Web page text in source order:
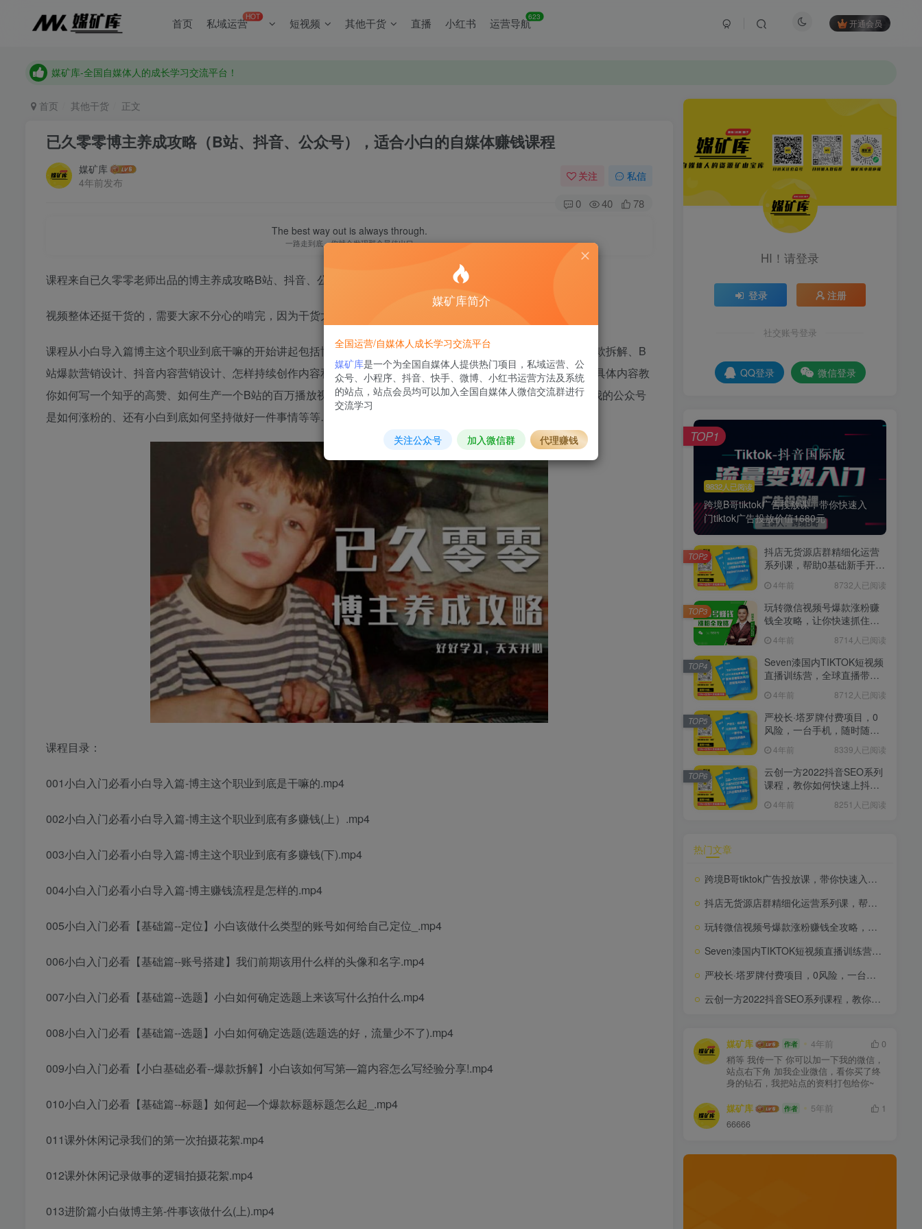
首页 私域运营HOT 短视频 其他干货 直播 小红书 运营导航623
开通会员
媒矿库-全国自媒体人的成长学习交流平台！
媒矿库-全国自媒体人的成长学习交流平台！
首页 其他干货 正文
已久零零博主养成攻略（B站、抖音、公众号），适合小白的自媒体赚钱课程
媒矿库
4年前发布
关注 私信
0 40 78
The best way out is always through.
一路走到底，你就会发现那个最佳出口
课程来自已久零零老师出品的博主养成攻略B站、抖音、公众号官网售价399元
视频整体还挺干货的，需要大家不分心的啃完，因为干货太密集了，所以有的课程建议大家多听几遍。
课程从小白导入篇博主这个职业到底干嘛的开始讲起包括博主多赚钱、赚钱流程、基础定位、账号搭建、选题、爆款拆解、B
站爆款营销设计、抖音内容营销设计、怎样持续创作内容和拍视频、以及底层逻辑每个人必看的天赋与执念，课程具体内容教
你如何写一个知乎的高赞、如何生产一个B站的百万播放视频、抖音号如何从零到一、还有我对于我自己的复盘，我的公众号
是如何涨粉的、还有小白到底如何坚持做好一件事情等等……
课程目录：
001小白入门必看小白导入篇-博主这个职业到底是干嘛的.mp4
002小白入门必看小白导入篇-博主这个职业到底有多赚钱(上）.mp4
003小白入门必看小白导入篇-博主这个职业到底有多赚钱(下).mp4
004小白入门必看小白导入篇-博主赚钱流程是怎样的.mp4
005小白入门必看【基础篇--定位】小白该做什么类型的账号如何给自己定位_.mp4
006小白入门必看【基础篇--账号搭建】我们前期该用什么样的头像和名字.mp4
007小白入门必看【基础篇--选题】小白如何确定选题上来该写什么拍什么.mp4
008小白入门必看【基础篇--选题】小白如何确定选题(选题选的好，流量少不了).mp4
009小白入门必看【小白基础必看--爆款拆解】小白该如何写第—篇内容怎么写经验分享!.mp4
010小白入门必看【基础篇--标题】如何起—个爆款标题标题怎么起_.mp4
011课外休闲记录我们的第一次拍摄花絮.mp4
012课外休闲记录做事的逻辑拍摄花絮.mp4
013进阶篇小白做博主第-件事该做什么(上).mp4
HI！请登录
登录 注册
社交账号登录
QQ登录 微信登录
9832人已阅读
跨境B哥tiktok广告投放课，带你快速入
门tiktok广告投放价值1680元
TOP1
抖店无货源店群精细化运营
系列课，帮助0基础新手开启
4年前 8732人已阅读
TOP2
玩转微信视频号爆款涨粉赚
钱全攻略，让你快速抓住流
4年前 8714人已阅读
TOP3
Seven漆国内TIKTOK短视频
直播训练营，全球直播带货
4年前 8712人已阅读
TOP4
严校长·塔罗牌付费项目，0
风险，一台手机，随时随地
4年前 8339人已阅读
TOP5
云创一方2022抖音SEO系列
课程，教你如何快速上抖音
4年前 8251人已阅读
TOP6
热门文章
跨境B哥tiktok广告投放课，带你快速入门tiktok广告投放价值1680元
抖店无货源店群精细化运营系列课，帮助0基础新手开启抖店创业之路价值888元
玩转微信视频号爆款涨粉赚钱全攻略，让你快速抓住流量风口，收获红利财富
Seven漆国内TIKTOK短视频直播训练营，全球直播带货的风口赶紧乘风掘金
严校长·塔罗牌付费项目，0风险，一台手机，随时随地赚钱价值1000元
云创一方2022抖音SEO系列课程，教你如何快速上抖音搜索排名第一
媒矿库 作者 4年前
0
稍等 我传一下 你可以加一下我的微信，
站点右下角 加我企业微信，看你买了终
身的钻石，我把站点的资料打包给你~
媒矿库 作者 5年前
1
66666
媒矿库简介
全国运营/自媒体人成长学习交流平台
媒矿库是一个为全国自媒体人提供热门项目，私域运营、公
众号、小程序、抖音、快手、微博、小红书运营方法及系统
的站点，站点会员均可以加入全国自媒体人微信交流群进行
交流学习
关注公众号 加入微信群 代理赚钱